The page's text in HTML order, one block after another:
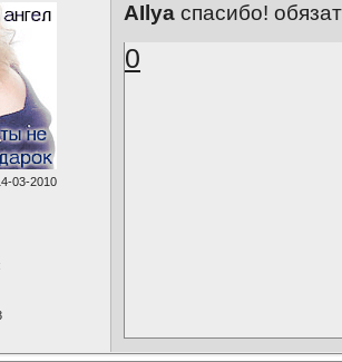
03-2010
AIlya спасибо!
0